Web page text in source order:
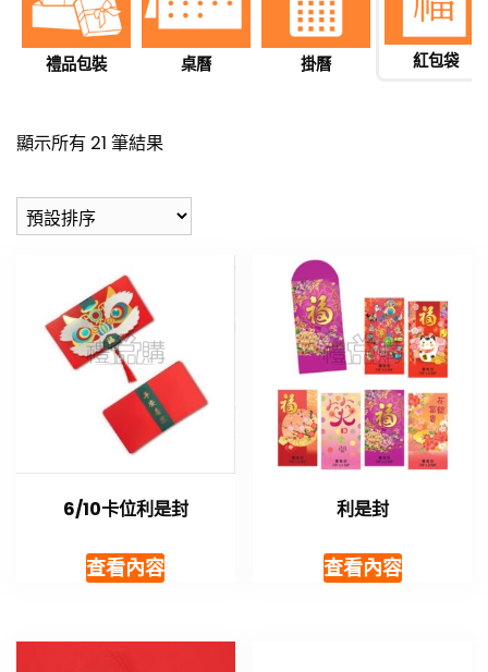
禮品包裝 桌曆 掛曆 紅包袋
顯示所有 21 筆結果
6/10卡位利是封
查看內容
利是封
查看內容